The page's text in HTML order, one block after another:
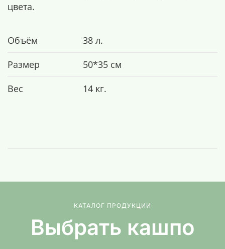
цвета.
Объём
38 л.
Размер
50*35 см
Вес
14 кг.
КАТАЛОГ ПРОДУКЦИИ
Выбрать кашпо